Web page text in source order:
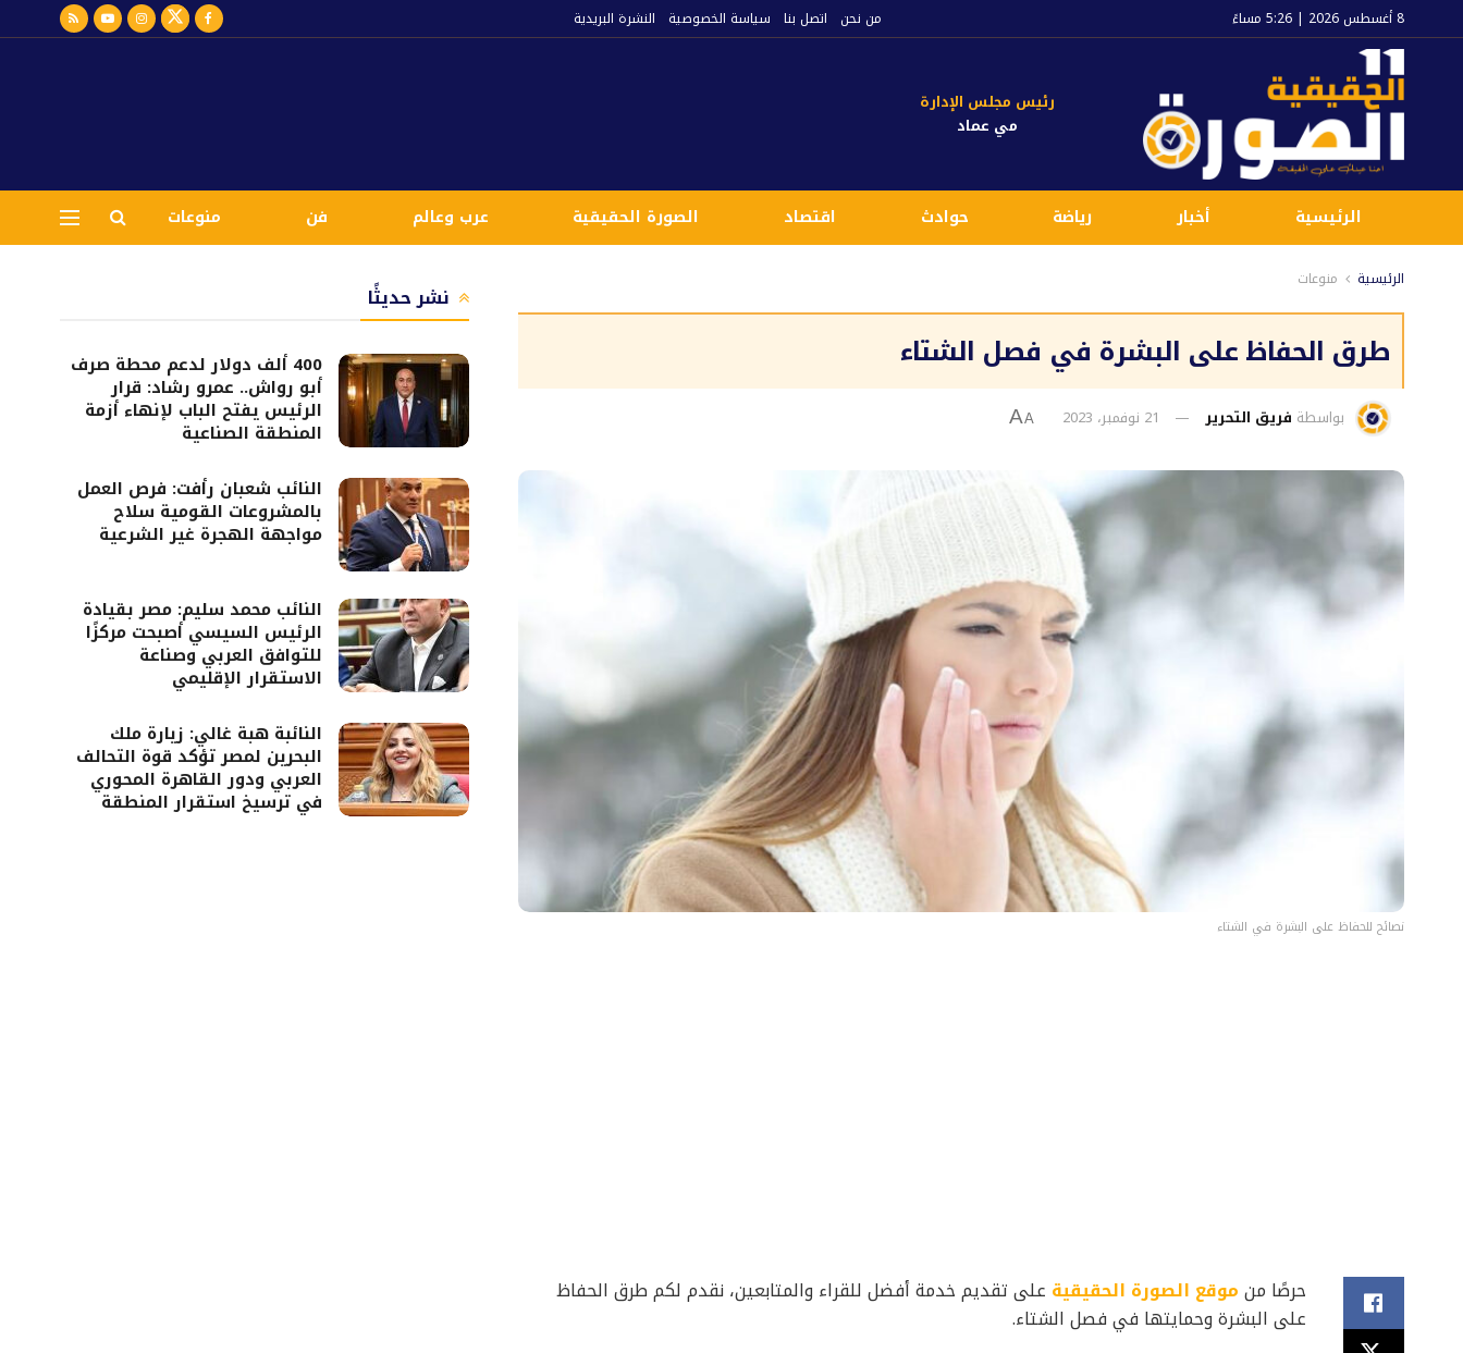
8 أغسطس 2026 | 5:26 مساءً من نحن اتصل بنا سياسة الخصوصية النشرة البريدية
رئيس مجلس الإدارة
مي عماد
الرئيسية أخبار رياضة حوادث اقتصاد الصورة الحقيقية عرب وعالم فن منوعات
الرئيسية منوعات
طرق الحفاظ على البشرة في فصل الشتاء
بواسطة فريق التحرير 21 نوفمبر، 2023 A
A
نصائح للحفاظ على البشرة في الشتاء
حرصًا منموقع الصورة الحقيقية على تقديم خدمة أفضل للقراء والمتابعين، نقدم لكم طرق الحفاظ
على البشرة وحمايتها في فصل الشتاء.
نشر حديثًا
400 ألف دولار لدعم محطة صرف
أبو رواش.. عمرو رشاد: قرار
الرئيس يفتح الباب لإنهاء أزمة
المنطقة الصناعية
النائب شعبان رأفت: فرص العمل
بالمشروعات القومية سلاح
مواجهة الهجرة غير الشرعية
النائب محمد سليم: مصر بقيادة
الرئيس السيسي أصبحت مركزًا
للتوافق العربي وصناعة
الاستقرار الإقليمي
النائبة هبة غالي: زيارة ملك
البحرين لمصر تؤكد قوة التحالف
العربي ودور القاهرة المحوري
في ترسيخ استقرار المنطقة